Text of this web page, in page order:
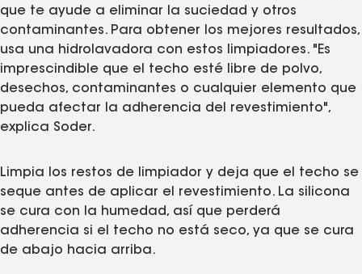
que te ayude a eliminar la suciedad y otros
contaminantes. Para obtener los mejores resultados,
usa una hidrolavadora con estos limpiadores. "Es
imprescindible que el techo esté libre de polvo,
desechos, contaminantes o cualquier elemento que
pueda afectar la adherencia del revestimiento",
explica Soder.
Limpia los restos de limpiador y deja que el techo se
seque antes de aplicar el revestimiento. La silicona
se cura con la humedad, así que perderá
adherencia si el techo no está seco, ya que se cura
de abajo hacia arriba.